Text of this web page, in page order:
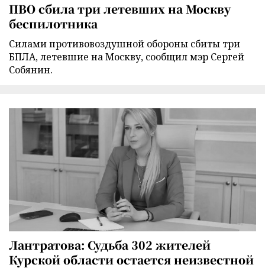
ПВО сбила три летевших на Москву
беспилотника
Силами противовоздушной обороны сбиты три
БПЛА, летевшие на Москву, сообщил мэр Сергей
Собянин.
Лантратова: Судьба 302 жителей
Курской области остается неизвестной